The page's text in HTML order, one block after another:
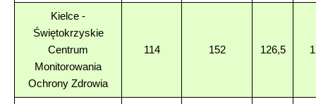
Kielce -
Świętokrzyskie
Centrum
Monitorowania
Ochrony Zdrowia
114 152 126,5